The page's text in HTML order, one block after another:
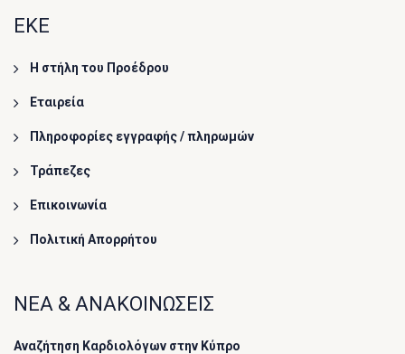
ΕΚΕ
Η στήλη του Προέδρου
Εταιρεία
Πληροφορίες εγγραφής / πληρωμών
Τράπεζες
Επικοινωνία
Πολιτική Απορρήτου
ΝΕΑ & ΑΝΑΚΟΙΝΩΣΕΙΣ
Αναζήτηση Καρδιολόγων στην Κύπρο